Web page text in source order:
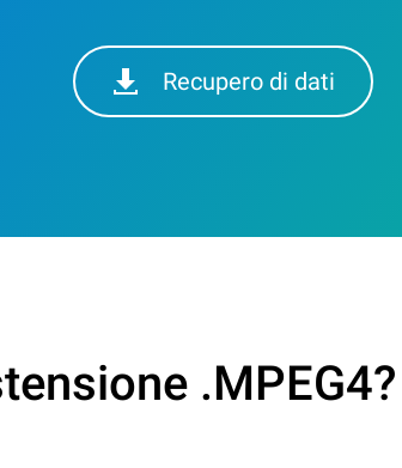
Recupero di dati
.MPEG4?